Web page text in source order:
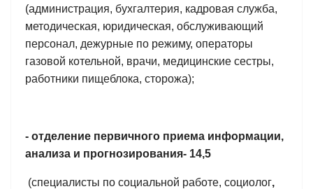
(администрация, бухгалтерия, кадровая служба,
методическая, юридическая, обслуживающий
персонал, дежурные по режиму, операторы
газовой котельной, врачи, медицинские сестры,
работники пищеблока, сторожа);
- отделение первичного приема информации,
анализа и прогнозирования- 14,5
(специалисты по социальной работе, социолог,